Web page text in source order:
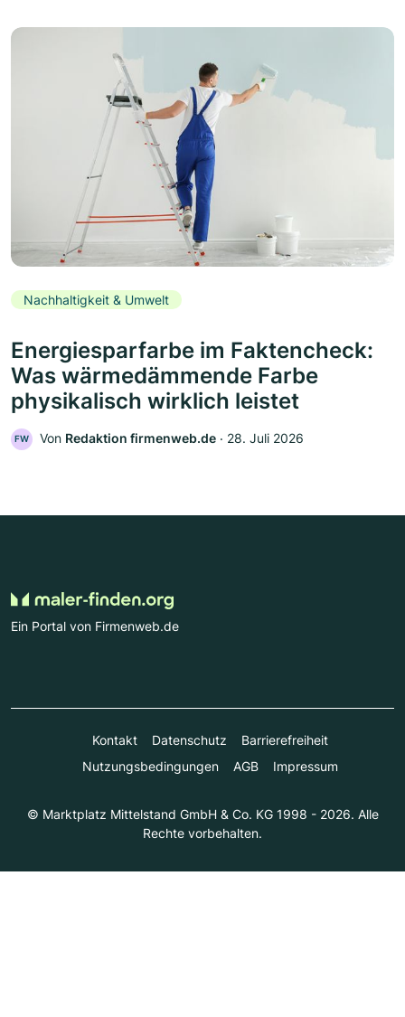
Nachhaltigkeit & Umwelt
Energiesparfarbe im Faktencheck:
Was wärmedämmende Farbe
physikalisch wirklich leistet
FW Von Redaktion firmenweb.de ‧ 28. Juli 2026
Ein Portal von Firmenweb.de
Kontakt Datenschutz
Barrierefreiheit
Nutzungsbedingungen
AGB Impressum
© Marktplatz Mittelstand GmbH & Co. KG 1998 - 2026. Alle
Rechte vorbehalten.